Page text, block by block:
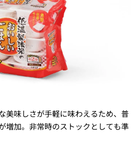
美味しさが手軽に味わえるため、普
増加。非常時のストックとしても準